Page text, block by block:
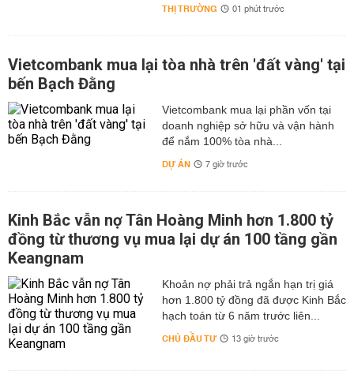
THỊ TRƯỜNG 01 phút trước
Vietcombank mua lại tòa nhà trên 'đất vàng' tại
bến Bạch Đằng
Vietcombank mua lại phần vốn tại
doanh nghiệp sở hữu và vận hành
để nắm 100% tòa nhà...
DỰ ÁN 7 giờ trước
Kinh Bắc vẫn nợ Tân Hoàng Minh hơn 1.800 tỷ
đồng từ thương vụ mua lại dự án 100 tầng gần
Keangnam
hơn 1.800 tỷ đồng đã được Kinh Bắc
hạch toán từ 6 năm trước liên...
CHỦ ĐẦU TƯ 13 giờ trước